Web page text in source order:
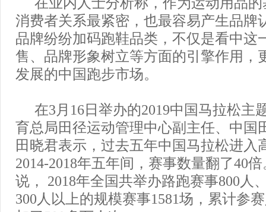
消费者关系最紧密，也最容易产生品牌
品牌纷纷加码跑鞋品类，不仅是看中这
售、品牌形象树立等方面的引擎作用，
发展的中国跑步市场。
在3月16日举办的2019中国马拉松主
育总局田径运动管理中心副主任、中国
田晓君表示，过去五年中国马拉松进入
2014-2018年五年间，赛事数量翻了40
说， 2018年全国共举办路跑赛事800人
300人以上的规模赛事1581场，累计参